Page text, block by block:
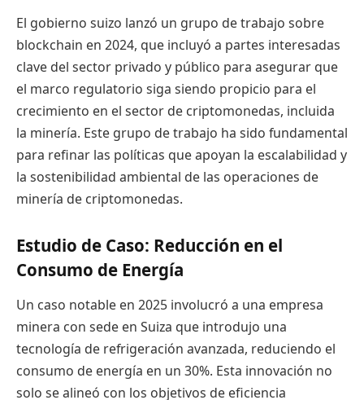
El gobierno suizo lanzó un grupo de trabajo sobre
blockchain en 2024, que incluyó a partes interesadas
clave del sector privado y público para asegurar que
el marco regulatorio siga siendo propicio para el
crecimiento en el sector de criptomonedas, incluida
la minería. Este grupo de trabajo ha sido fundamental
para refinar las políticas que apoyan la escalabilidad y
la sostenibilidad ambiental de las operaciones de
minería de criptomonedas.
Estudio de Caso: Reducción en el
Consumo de Energía
Un caso notable en 2025 involucró a una empresa
minera con sede en Suiza que introdujo una
tecnología de refrigeración avanzada, reduciendo el
consumo de energía en un 30%. Esta innovación no
solo se alineó con los objetivos de eficiencia